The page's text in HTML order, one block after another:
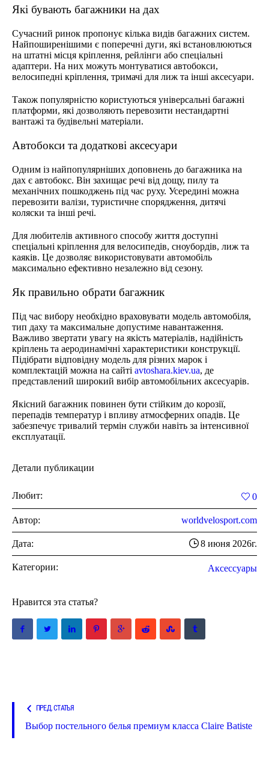
Які бувають багажники на дах
Сучасний ринок пропонує кілька видів багажних систем.
Найпоширенішими є поперечні дуги, які встановлюються
на штатні місця кріплення, рейлінги або спеціальні
адаптери. На них можуть монтуватися автобокси,
велосипедні кріплення, тримачі для лиж та інші аксесуари.
Також популярністю користуються універсальні багажні
платформи, які дозволяють перевозити нестандартні
вантажі та будівельні матеріали.
Автобокси та додаткові аксесуари
Одним із найпопулярніших доповнень до багажника на
дах є автобокс. Він захищає речі від дощу, пилу та
механічних пошкоджень під час руху. Усередині можна
перевозити валізи, туристичне спорядження, дитячі
коляски та інші речі.
Для любителів активного способу життя доступні
спеціальні кріплення для велосипедів, сноубордів, лиж та
каяків. Це дозволяє використовувати автомобіль
максимально ефективно незалежно від сезону.
Як правильно обрати багажник
Під час вибору необхідно враховувати модель автомобіля,
тип даху та максимальне допустиме навантаження.
Важливо звертати увагу на якість матеріалів, надійність
кріплень та аеродинамічні характеристики конструкції.
Підібрати відповідну модель для різних марок і
комплектацій можна на сайті avtoshara.kiev.ua, де
представлений широкий вибір автомобільних аксесуарів.
Якісний багажник повинен бути стійким до корозії,
перепадів температур і впливу атмосферних опадів. Це
забезпечує тривалий термін служби навіть за інтенсивної
експлуатації.
Детали публикации
Любит: 0
Автор: worldvelosport.com
Дата: 8 июня 2026г.
Категории: Аксессуары
Нравится эта статья?
ПРЕД. СТАТЬЯ
Выбор постельного белья премиум класса Claire Batiste